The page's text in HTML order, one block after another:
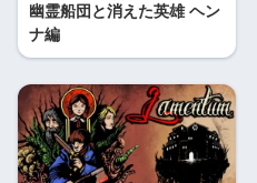
幽霊船団と消えた英雄 ヘン
ナ編